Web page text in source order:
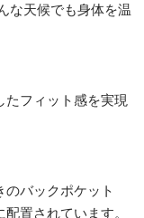
な天候でも身体を温
たフィット感を実現
バックポケット
置されています。